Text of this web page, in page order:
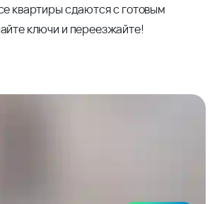
квартиры сдаются с готовым
ключи и переезжайте!